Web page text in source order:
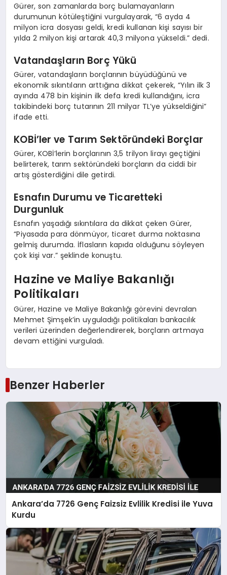
Gürer, son zamanlarda borç bulamayanların
durumunun kötüleştiğini vurgulayarak, “6 ayda 4
milyon icra dosyası geldi, kredi kullanan kişi sayısı bir
yılda 2 milyon kişi artarak 40,3 milyona yükseldi.” dedi.
Vatandaşların Borç Yükü
Gürer, vatandaşların borçlarının büyüdüğünü ve
ekonomik sıkıntıların arttığına dikkat çekerek, “Yılın ilk 3
ayında 478 bin kişinin ilk defa kredi kullandığını, icra
takibindeki borç tutarının 211 milyar TL’ye yükseldiğini”
ifade etti.
KOBİ’ler ve Tarım Sektöründeki Borçlar
Gürer, KOBİ’lerin borçlarının 3,5 trilyon lirayı geçtiğini
belirterek, tarım sektöründeki borçların da ciddi bir
artış gösterdiğini dile getirdi.
Esnafın Durumu ve Ticaretteki
Durgunluk
Esnafın yaşadığı sıkıntılara da dikkat çeken Gürer,
“Piyasada para dönmüyor, ticaret durma noktasına
gelmiş durumda. İflasların kapıda olduğunu söyleyen
çok kişi var.” şeklinde konuştu.
Hazine ve Maliye Bakanlığı
Politikaları
Gürer, Hazine ve Maliye Bakanlığı görevini devralan
Mehmet Şimşek’in uyguladığı politikaları bankacılık
verileri üzerinden değerlendirerek, borçların artmaya
devam ettiğini vurguladı.
Benzer Haberler
Ankara’da 7726 Genç Faizsiz Evlilik Kredisi ile Yuva
Kurdu